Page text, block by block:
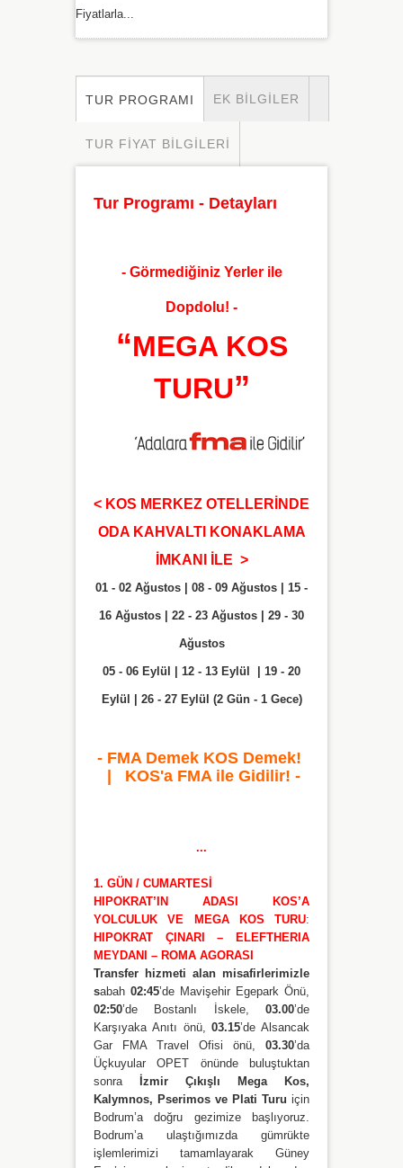
Fiyatlarla...
TUR PROGRAMI EK BILGILER
TUR FIYAT BILGILERI
Tur Programı - Detayları
- Görmediğiniz Yerler ile
Dopdolu! -
“MEGA KOS
TURU”
< KOS MERKEZ OTELLERİNDE
ODA KAHVALTI KONAKLAMA
İMKANI İLE >
01 - 02 Ağustos | 08 - 09 Ağustos | 15 -
16 Ağustos | 22 - 23 Ağustos | 29 - 30
Ağustos
05 - 06 Eylül | 12 - 13 Eylül | 19 - 20
Eylül | 26 - 27 Eylül (2 Gün - 1 Gece)
- FMA Demek KOS Demek!
| KOS'a FMA ile Gidilir! -
...
1. GÜN / CUMARTESİ
HIPOKRAT’IN ADASI KOS’A
YOLCULUK VE MEGA KOS TURU:
HIPOKRAT ÇINARI – ELEFTHERIA
MEYDANI – ROMA AGORASI
Transfer hizmeti alan misafirlerimizle
sabah 02:45’de Mavişehir Egepark Önü,
02:50’de Bostanlı İskele, 03.00’de
Karşıyaka Anıtı önü,03.15’de Alsancak
Gar FMA Travel Ofisi önü, 03.30’da
Üçkuyular OPET önünde buluştuktan
sonra
İzmir Çıkışlı Mega Kos,
Kalymnos, Pserimos ve Plati Turu için
Bodrum’a doğru gezimize başlıyoruz.
Bodrum’a ulaştığımızda gümrükte
işlemlerimizi tamamlayarak Güney